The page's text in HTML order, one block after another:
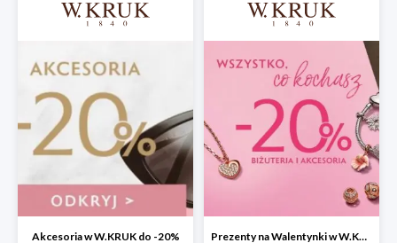
Akcesoria w W.KRUK do -20% Prezenty na Walentynki w W.KRUK -20%